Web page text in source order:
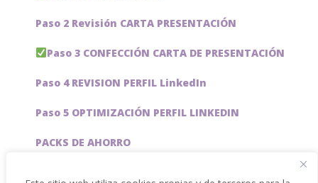
Paso 2 Revisión CARTA PRESENTACIÓN
Paso 3 CONFECCIÓN CARTA DE PRESENTACIÓN
Paso 4 REVISION PERFIL LinkedIn
Paso 5 OPTIMIZACIÓN PERFIL LINKEDIN
PACKS DE AHORRO